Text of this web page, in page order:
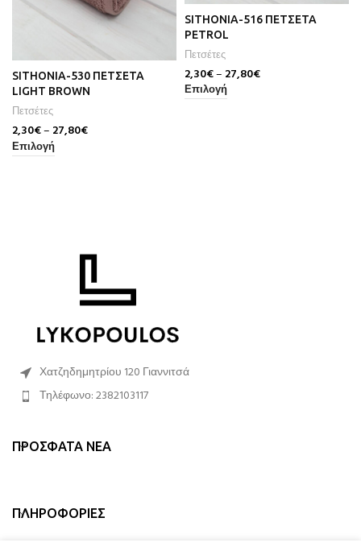
SITHONIA-530 ΠΕΤΣΕΤΑ
LIGHT BROWN
Πετσέτες
2,30€– 27,80€
Επιλογή
SITHONIA-516 ΠΕΤΣΕΤΑ
PETROL
Πετσέτες
2,30€– 27,80€
Επιλογή
Χατζηδημητρίου 120 Γιαννιτσά
Τηλέφωνο: 2382103117
ΠΡΌΣΦΑΤΑ ΝΈΑ
ΠΛΗΡΟΦΟΡΊΕΣ